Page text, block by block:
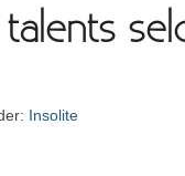
Insolite